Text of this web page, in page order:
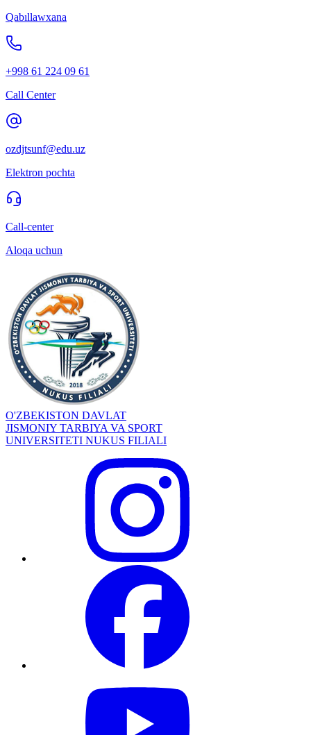
Qabıllawxana
+998 61 224 09 61
Call Center
ozdjtsunf@edu.uz
Elektron pochta
Call-center
Aloqa uchun
O'ZBEKISTON DAVLAT
JISMONIY TARBIYA VA SPORT
UNIVERSITETI NUKUS FILIALI